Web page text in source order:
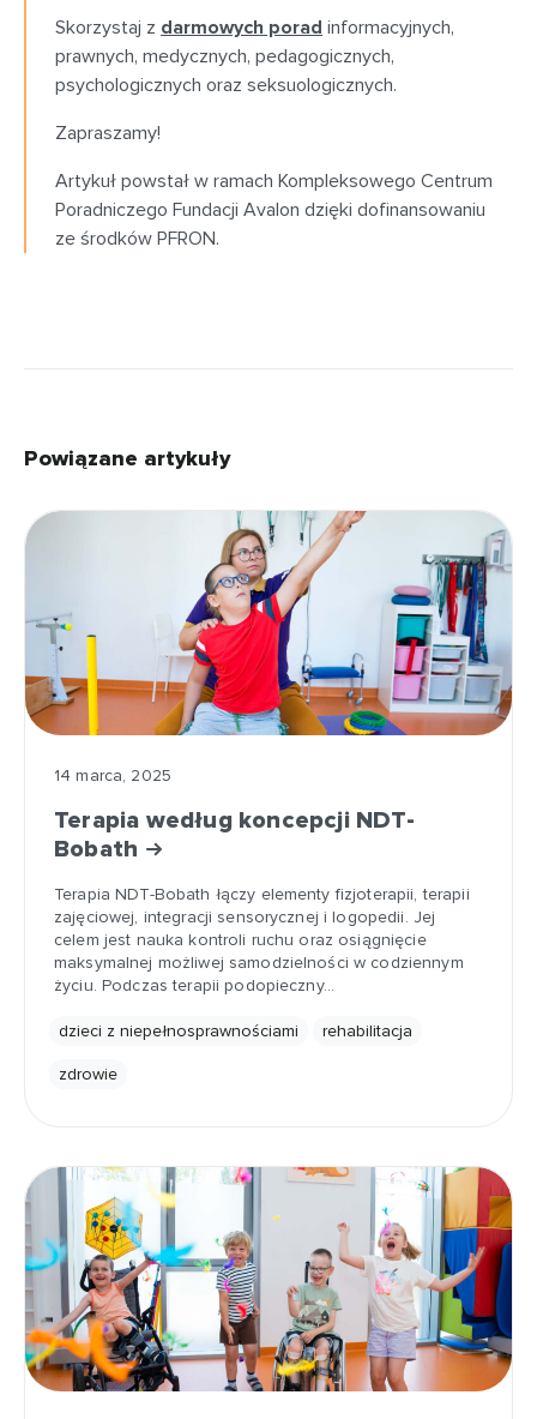
Skorzystaj z darmowych porad informacyjnych,
prawnych, medycznych, pedagogicznych,
psychologicznych oraz seksuologicznych.
Zapraszamy!
Artykuł powstał w ramach Kompleksowego Centrum
Poradniczego Fundacji Avalon dzięki dofinansowaniu
ze środków PFRON.
Powiązane artykuły
14 marca, 2025
Terapia według koncepcji NDT-
Bobath
Terapia NDT-Bobath łączy elementy fizjoterapii, terapii
zajęciowej, integracji sensorycznej i logopedii. Jej
celem jest nauka kontroli ruchu oraz osiągnięcie
maksymalnej możliwej samodzielności w codziennym
życiu. Podczas terapii podopieczny…
dzieci z niepełnosprawnościami rehabilitacja
zdrowie